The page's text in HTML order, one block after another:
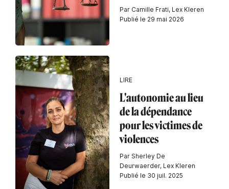
Par Camille Frati, Lex Kleren
Publié le 29 mai 2026
LIRE
L'autonomie au lieu
de la dépendance
pour les victimes de
violences
Par Sherley De
Deurwaerder, Lex Kleren
Publié le 30 juil. 2025